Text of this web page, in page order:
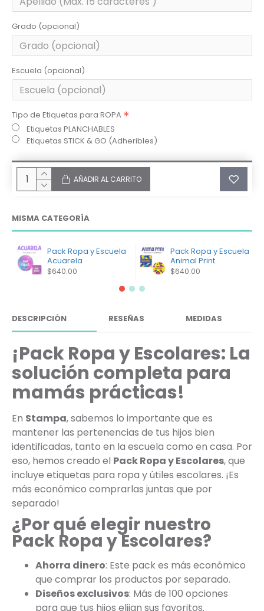
Grado (opcional)
Escuela (opcional)
Tipo de Etiquetas para ROPA
Etiquetas PLANCHABLES
Etiquetas STICK & GO (Adheribles)
AÑADIR AL CARRITO
MISMA CATEGORÍA
Pack Ropa y Escuela
Acuarela
$640.00
Pack Ropa y Escuela
Animal Print
$640.00
DESCRIPCIÓN RESEÑAS MEDIDAS
¡Pack Ropa y Escolares: La
solución completa para
mamás prácticas!
En Stampa, sabemos lo importante que es
mantener las pertenencias de tus hijos bien
identificadas, tanto en la escuela como en casa. Por
eso, hemos creado el Pack Ropa y Escolares, que
incluye etiquetas para ropa y útiles escolares. ¡Es
más económico comprarlas juntas que por
separado!
¿Por qué elegir nuestro
Pack Ropa y Escolares?
Ahorra dinero: Este pack es más económico
que comprar los productos por separado.
Diseños exclusivos: Más de 100 opciones
para que tus hijos elijan sus favoritos.